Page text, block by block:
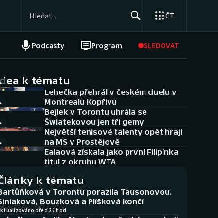
ČT
Podcasty Program SLEDOVAT
NEPŘEHLÉDNĚTE
Historické návraty
Aplikace ČT sport
AZ kvíz
k tématu
Lehečka přehrál v českém duelu v
Montrealu Kopřivu
Bejlek v Torontu uhrála se
Šwiatekovou jen tři gemy
Největší tenisové talenty opět hrají
na MS v Prostějově
Ealaová získala jako první Filipínka
titul z okruhu WTA
k tématu
v Torontu porazila Tausonovou.
Bouzková a Plíšková končí
před 22 hod